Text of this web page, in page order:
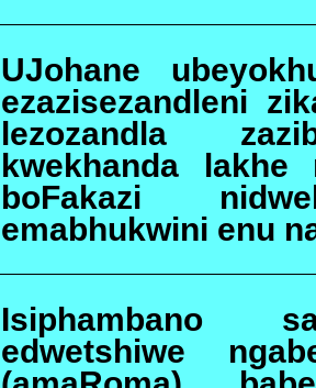
UJohane
ezazisezandleni
lezozandla
kwekhanda lakhe
boFakazi
emabhukwini enu
Isiphambano
edwetshiwe